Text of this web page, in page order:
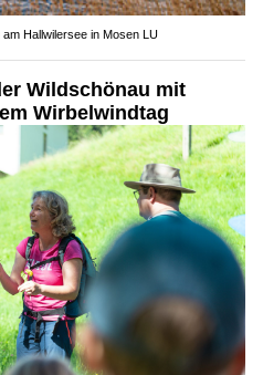
Hallwilersee in Mosen LU
Wildschönau mit
Wirbelwindtag